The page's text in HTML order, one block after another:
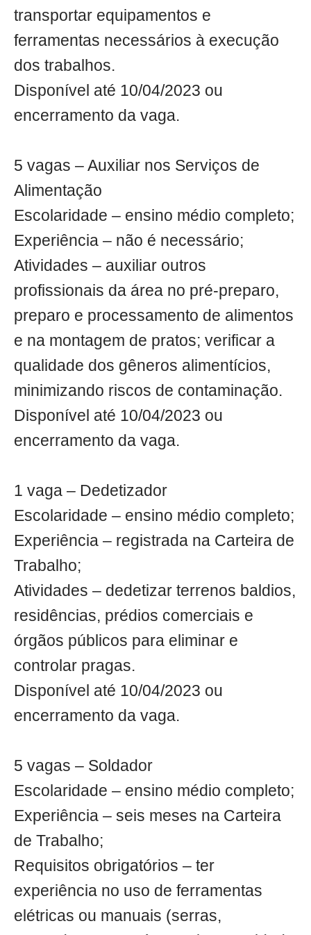
transportar equipamentos e
ferramentas necessários à execução
dos trabalhos.
Disponível até 10/04/2023 ou
encerramento da vaga.
5 vagas – Auxiliar nos Serviços de
Alimentação
Escolaridade – ensino médio completo;
Experiência – não é necessário;
Atividades – auxiliar outros
profissionais da área no pré-preparo,
preparo e processamento de alimentos
e na montagem de pratos; verificar a
qualidade dos gêneros alimentícios,
minimizando riscos de contaminação.
Disponível até 10/04/2023 ou
encerramento da vaga.
1 vaga – Dedetizador
Escolaridade – ensino médio completo;
Experiência – registrada na Carteira de
Trabalho;
Atividades – dedetizar terrenos baldios,
residências, prédios comerciais e
órgãos públicos para eliminar e
controlar pragas.
Disponível até 10/04/2023 ou
encerramento da vaga.
5 vagas – Soldador
Escolaridade – ensino médio completo;
Experiência – seis meses na Carteira
de Trabalho;
Requisitos obrigatórios – ter
experiência no uso de ferramentas
elétricas ou manuais (serras,